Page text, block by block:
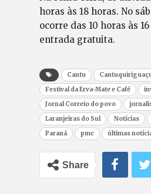
horas às 18 horas. No
ocorre das 10 horas às
entrada gratuita.
Cantu
Festival da Erva-Mate e Café
Jornal Correio do povo
Laranjeiras do Sul
Notícias
Paraná
pmc últimas
Share